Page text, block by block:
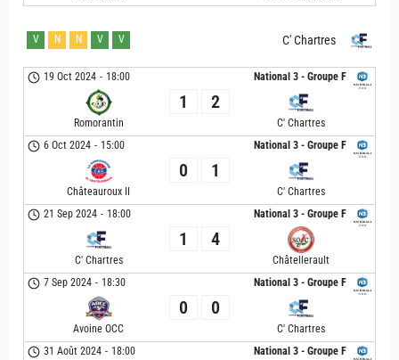
C' Chartres
V N N V V
National 3 - Groupe F
19 Oct 2024 - 18:00
Romorantin
1 2
C' Chartres
National 3 - Groupe F
6 Oct 2024 - 15:00
Châteauroux II
0 1
C' Chartres
National 3 - Groupe F
21 Sep 2024 - 18:00
C' Chartres
1 4
Châtellerault
National 3 - Groupe F
7 Sep 2024 - 18:30
Avoine OCC
0 0
C' Chartres
National 3 - Groupe F
31 Août 2024 - 18:00